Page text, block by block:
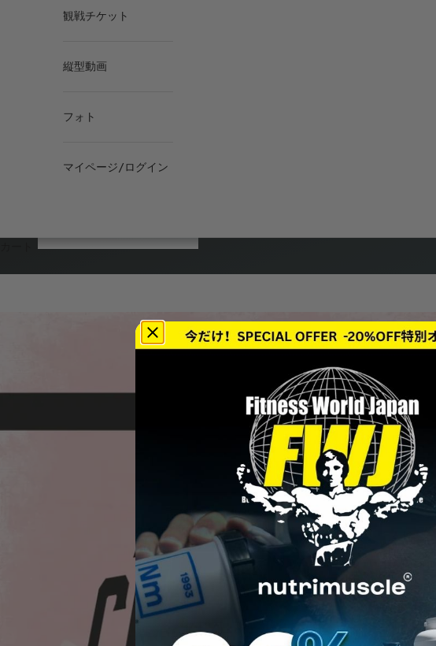
観戦チケット
縦型動画
フォト
マイページ/ログイン